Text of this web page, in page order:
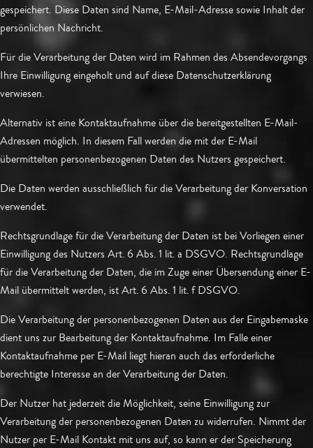
gespeichert. Diese Daten sind Name, E-Mail-Adresse sowie Inhalt der
persönlichen Nachricht.
Für die Verarbeitung der Daten wird im Rahmen des Absendevorgangs
Ihre Einwilligung eingeholt und auf diese Datenschutzerklärung
verwiesen.
Alternativ ist eine Kontaktaufnahme über die bereitgestellten E-Mail-
Adressen möglich. In diesem Fall werden die mit der E-Mail
übermittelten personenbezogenen Daten des Nutzers gespeichert.
Die Daten werden ausschließlich für die Verarbeitung der Konversation
verwendet.
Rechtsgrundlage für die Verarbeitung der Daten ist bei Vorliegen einer
Einwilligung des Nutzers Art. 6 Abs. 1 lit. a DSGVO. Rechtsgrundlage
für die Verarbeitung der Daten, die im Zuge einer Übersendung einer E-
Mail übermittelt werden, ist Art. 6 Abs. 1 lit. f DSGVO.
Die Verarbeitung der personenbezogenen Daten aus der Eingabemaske
dient uns zur Bearbeitung der Kontaktaufnahme. Im Falle einer
Kontaktaufnahme per E-Mail liegt hieran auch das erforderliche
berechtigte Interesse an der Verarbeitung der Daten.
Der Nutzer hat jederzeit die Möglichkeit, seine Einwilligung zur
Verarbeitung der personenbezogenen Daten zu widerrufen. Nimmt der
Nutzer per E-Mail Kontakt mit uns auf, so kann er der Speicherung